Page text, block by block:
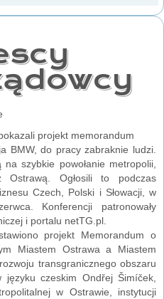
projekt memorandum
BMW, do pracy zabraknie ludzi.
szybkie powołanie metropolii,
Ostrawą. Ogłosili to podczas
Czech, Polski i Słowacji, w
Konferencji patronowały
i portalu netTG.pl.
projekt Memorandum o
Miastem Ostrawa a Miastem
transgranicznego obszaru
języku czeskim Ondřej Šimíček,
w Ostrawie, instytucji